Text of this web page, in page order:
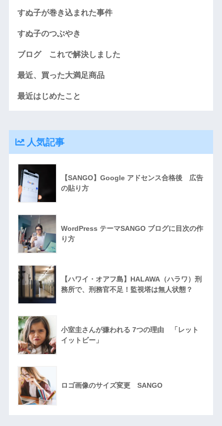
すぬ子が巻き込まれた事件
すぬ子のつぶやき
ブログ これで解決しました
最近、買った大満足商品
最近はじめたこと
人気記事
【SANGO】Google アドセンス合格後 広告
の貼り方
WordPress テーマSANGO ブログに目次の作
り方
【ハワイ・オアフ島】HALAWA（ハラワ）刑
務所で、刑務官不足！監視塔は無人状態？
小室圭さんが嫌われる 7つの理由 「レット
イットビー」
ロゴ画像のサイズ変更 SANGO